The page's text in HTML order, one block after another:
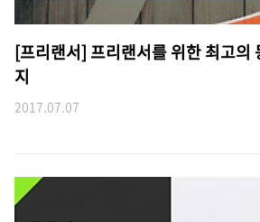
[프리랜서] 프리랜서를 위한 최고의
지
2017.07.07